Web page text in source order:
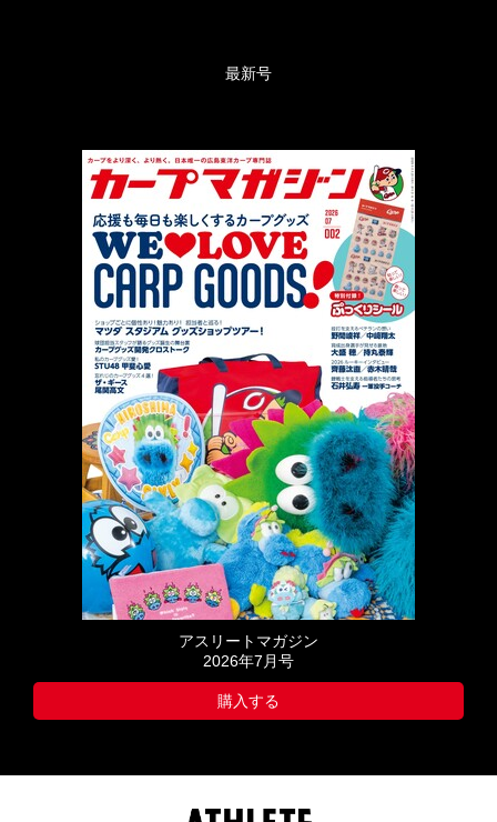
最新号
アスリートマガジン
2026年7月号
購入する